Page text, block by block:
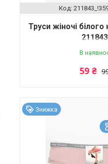
Труси жіночі
В
59 ₴
Знижка